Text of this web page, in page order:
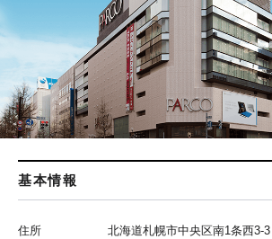
基本情報
住所 北海道札幌市中央区南1条西3-3